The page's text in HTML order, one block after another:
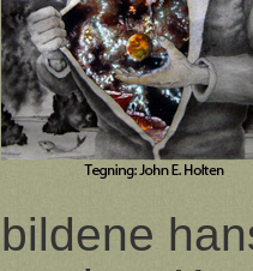
bildene